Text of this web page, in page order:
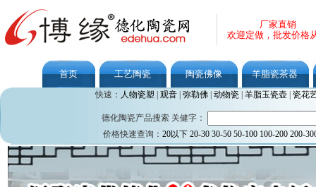
厂家直销
欢迎定做，批发价格
首页 工艺陶瓷 陶瓷佛像 羊脂瓷茶器
快速： 人物瓷塑 观音| 弥勒佛| 动物瓷| 羊脂玉瓷壶| 瓷花
德化陶瓷产品搜索 关健字：
价格快速查询： 20以下 20-30 30-50 50-100 100-200 200-